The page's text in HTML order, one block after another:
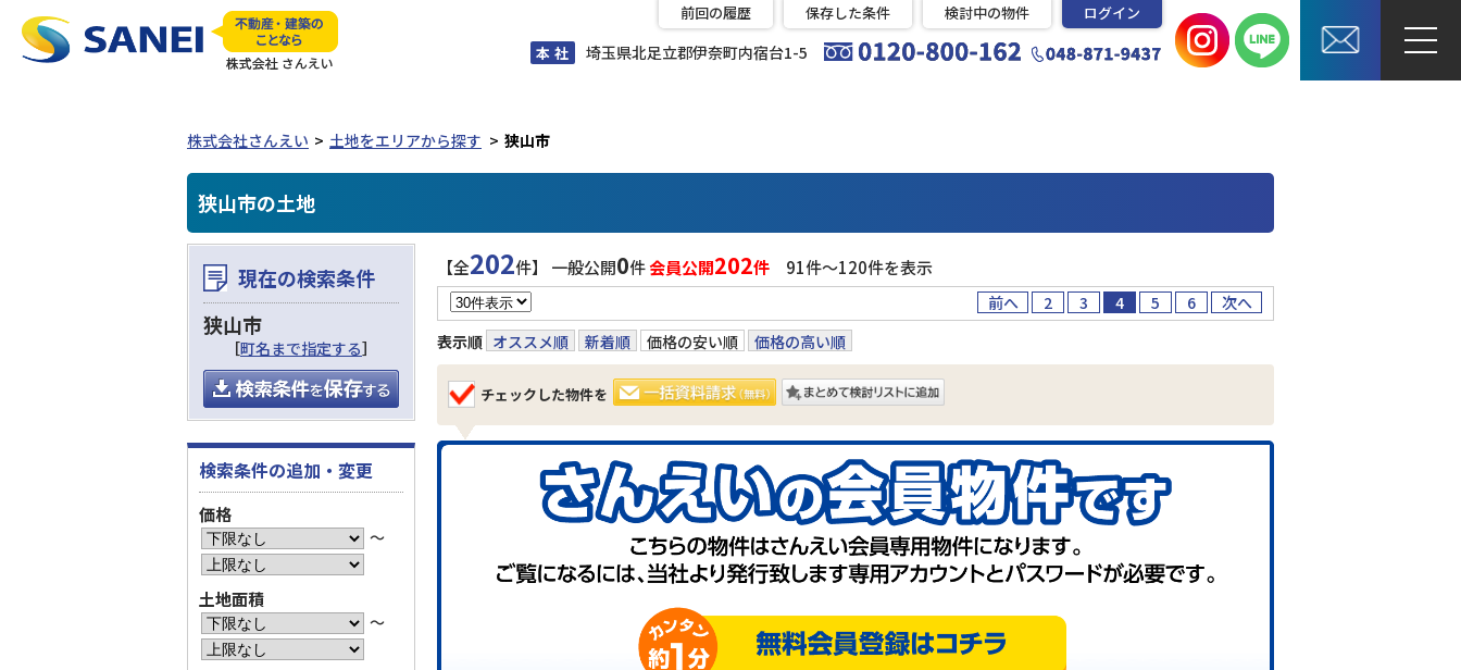
本 社 埼玉県北足立郡伊奈町内宿台1-5
前回の履歴 保存した条件 検討中の物件 ログイン
株式会社さんえい 土地をエリアから探す 狭山市
狭山市の土地
【全202件】 一般公開0件会員公開202件 91件〜120件を表示
前へ 2 3 4 5 6
次へ
表示順 オススメ順 新着順 価格の安い順 価格の高い順
チェックした物件を
現在の検索条件
狭山市
［町名まで指定する］
検索条件の追加・変更
価格
〜
土地面積
〜